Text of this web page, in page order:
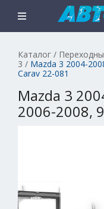
Каталог /
3 / Mazda 3 2004-
Carav 22-081
Mazda 3
2006-2008,